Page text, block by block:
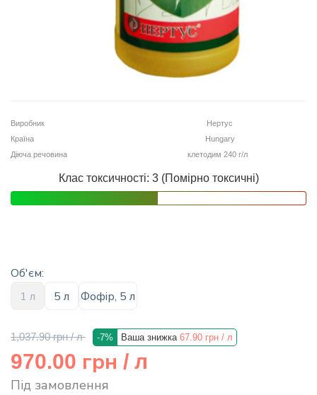
Виробник
Нертус
Країна
Hungary
Діюча речовина
клетодим 240 г/л
Клас токсичності: 3 (Помірно токсичні)
Об'єм:
1 л
5 л Фофір, 5 л
1,037.90 грн / л -7% Ваша знижка 67.90 грн / л
970.00 грн / л
Під замовлення